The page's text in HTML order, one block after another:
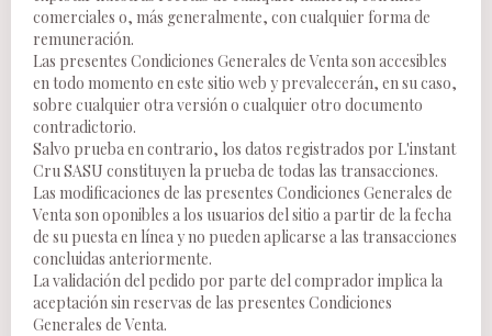
comerciales o, más generalmente, con cualquier forma de
remuneración.
Las presentes Condiciones Generales de Venta son accesibles
en todo momento en este sitio web y prevalecerán, en su caso,
sobre cualquier otra versión o cualquier otro documento
contradictorio.
Salvo prueba en contrario, los datos registrados por L'instant
Cru SASU constituyen la prueba de todas las transacciones.
Las modificaciones de las presentes Condiciones Generales de
Venta son oponibles a los usuarios del sitio a partir de la fecha
de su puesta en línea y no pueden aplicarse a las transacciones
concluidas anteriormente.
La validación del pedido por parte del comprador implica la
aceptación sin reservas de las presentes Condiciones
Generales de Venta.